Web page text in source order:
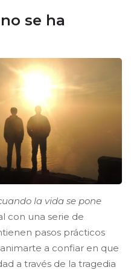
se ha
la vida se pone
con una serie de
pasos prácticos
a confiar en que
a través de la tragedia